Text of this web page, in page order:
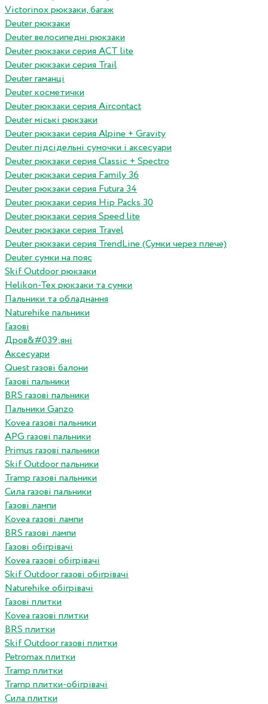
Victorinox рюкзаки, багаж
Deuter рюкзаки
Deuter велосипедні рюкзаки
Deuter рюкзаки серия ACT lite
Deuter рюкзаки серия Trail
Deuter гаманці
Deuter косметички
Deuter рюкзаки серия Aircontact
Deuter міські рюкзаки
Deuter рюкзаки серия Alpine + Gravity
Deuter підсідельні сумочки і аксесуари
Deuter рюкзаки серия Classic + Spectro
Deuter рюкзаки серия Family 36
Deuter рюкзаки серия Futura 34
Deuter рюкзаки серия Hip Packs 30
Deuter рюкзаки серия Speed lite
Deuter рюкзаки серия Travel
Deuter рюкзаки серия TrendLine (Сумки через плече)
Deuter сумки на пояс
Skif Outdoor рюкзаки
Helikon-Tex рюкзаки та сумки
Пальники та обладнання
Naturehike пальники
Газові
Дров&#039;яні
Аксесуари
Quest газові балони
Газові пальники
BRS газові пальники
Пальники Ganzo
Kovea газові пальники
APG газові пальники
Primus газові пальники
Skif Outdoor пальники
Tramp газові пальники
Сила газові пальники
Газові лампи
Kovea газові лампи
BRS газові лампи
Газові обігрівачі
Kovea газові обігрівачі
Skif Outdoor газові обігрівачі
Naturehike обігрівачі
Газові плитки
Kovea газові плитки
BRS плитки
Skif Outdoor газові плитки
Petromax плитки
Tramp плитки
Tramp плитки-обігрівачі
Сила плитки